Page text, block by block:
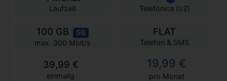
Laufzeit Telefónica (o2)
100 GB 5G
max. 300 Mbit/s
FLAT
Telefon & SMS
39,99 €
einmalig
19,99 €
pro Monat